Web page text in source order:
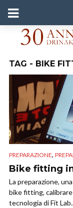
TAG - BIKE
PREPARAZIONE,
Bike fitting
La preparazione,
bike fitting,
tecnologia di Fit